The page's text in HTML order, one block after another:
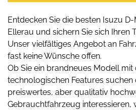
Entdecken Sie die besten Isuzu
Ellerau und sichern Sie sich Ihren
Unser vielfältiges Angebot an
fast keine Wünsche offen.
Ob Sie ein brandneues Modell mit
technologischen Features suchen
preiswertes, aber qualitativ
Gebrauchtfahrzeug interessieren,